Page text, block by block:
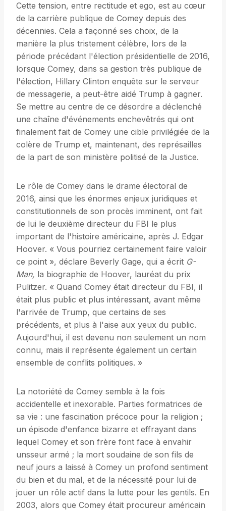
Cette tension, entre rectitude et ego, est au cœur
de la carrière publique de Comey depuis des
décennies. Cela a façonné ses choix, de la
manière la plus tristement célèbre, lors de la
période précédant l'élection présidentielle de 2016,
lorsque Comey, dans sa gestion très publique de
l'élection, Hillary Clinton enquête sur le serveur
de messagerie, a peut-être aidé Trump à gagner.
Se mettre au centre de ce désordre a déclenché
une chaîne d'événements enchevêtrés qui ont
finalement fait de Comey une cible privilégiée de la
colère de Trump et, maintenant, des représailles
de la part de son ministère politisé de la Justice.
Le rôle de Comey dans le drame électoral de
2016, ainsi que les énormes enjeux juridiques et
constitutionnels de son procès imminent, ont fait
de lui le deuxième directeur du FBI le plus
important de l'histoire américaine, après J. Edgar
Hoover. « Vous pourriez certainement faire valoir
ce point », déclare Beverly Gage, qui a écrit G-
Man, la biographie de Hoover, lauréat du prix
Pulitzer. « Quand Comey était directeur du FBI, il
était plus public et plus intéressant, avant même
l'arrivée de Trump, que certains de ses
précédents, et plus à l'aise aux yeux du public.
Aujourd'hui, il est devenu non seulement un nom
connu, mais il représente également un certain
ensemble de conflits politiques. »
La notoriété de Comey semble à la fois
accidentelle et inexorable. Parties formatrices de
sa vie : une fascination précoce pour la religion ;
un épisode d'enfance bizarre et effrayant dans
lequel Comey et son frère font face à envahir
unsseur armé ; la mort soudaine de son fils de
neuf jours a laissé à Comey un profond sentiment
du bien et du mal, et de la nécessité pour lui de
jouer un rôle actif dans la lutte pour les gentils. En
2003, alors que Comey était procureur américain